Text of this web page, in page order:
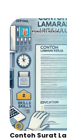
Contoh Surat